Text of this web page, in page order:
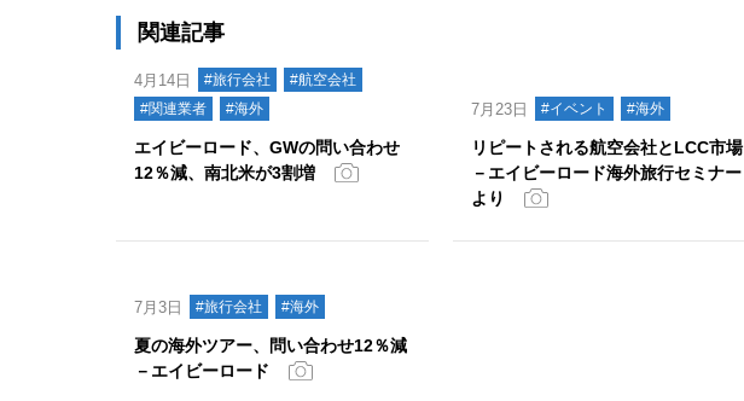
関連記事
4月14日 #旅行会社
#航空会社
#関連業者
#海外
エイビーロード、GWの問い合わせ
12％減、南北米が3割増
7月23日 #イベント #海外
リピートされる航空会社とLCC市場
－エイビーロード海外旅行セミナー
より
7月3日 #旅行会社 #海外
夏の海外ツアー、問い合わせ12％減
－エイビーロード